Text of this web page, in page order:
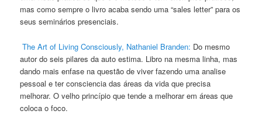
mas como sempre o livro acaba sendo uma “sales letter” para os
seus seminários presenciais.
The Art of Living Consciously, Nathaniel Branden: Do mesmo
autor do seis pilares da auto estima. Libro na mesma linha, mas
dando mais enfase na questão de viver fazendo uma analise
pessoal e ter consciencia das áreas da vida que precisa
melhorar. O velho princípio que tende a melhorar em áreas que
coloca o foco.